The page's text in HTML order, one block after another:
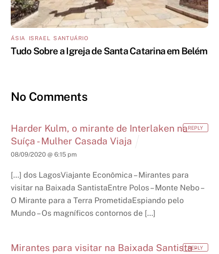
ÁSIA ISRAEL SANTUÁRIO
Tudo Sobre a Igreja de Santa Catarina em Belém
No Comments
Harder Kulm, o mirante de Interlaken na
Suíça - Mulher Casada Viaja
08/09/2020 @ 6:15 pm
[…] dos LagosViajante Econômica – Mirantes para
visitar na Baixada SantistaEntre Polos – Monte Nebo –
O Mirante para a Terra PrometidaEspiando pelo
Mundo – Os magníficos contornos de […]
REPLY
Mirantes para visitar na Baixada Santista -REPLY